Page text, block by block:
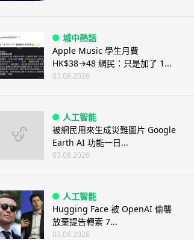
城中熱話
Apple Music 學生月費
HK$38→48 網民：只是加了 1...
03.08.2026
人工智能
被網民用來生成災難圖片 Google
Earth AI 功能一日...
03.08.2026
人工智能
Hugging Face 被 OpenAI 偷襲
放棄提告轉索 7...
03.08.2026